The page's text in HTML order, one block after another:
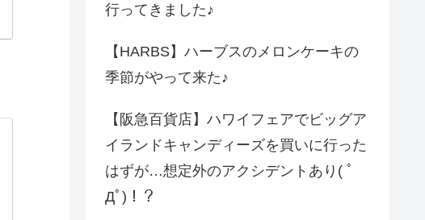
行ってきました♪
【HARBS】ハーブスのメロンケーキの
季節がやって来た♪
【阪急百貨店】ハワイフェアでビッグア
イランドキャンディーズを買いに行った
はずが…想定外のアクシデントあり( ﾟ
Дﾟ)！？